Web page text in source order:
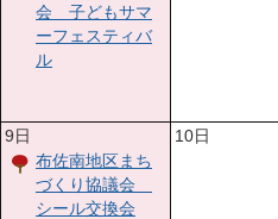
会 子どもサマ
ーフェスティバ
ル
9日
布佐南地区まち
づくり協議会
シール交換会
10日